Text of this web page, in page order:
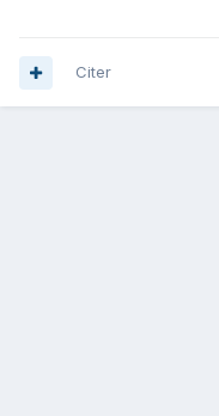
Citer